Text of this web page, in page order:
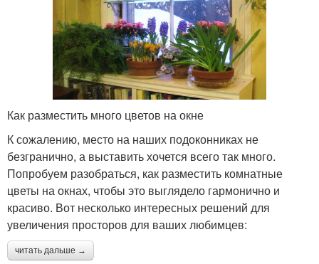
Как разместить много цветов на окне
К сожалению, место на наших подоконниках не
безгранично, а выставить хочется всего так много.
Попробуем разобраться, как разместить комнатные
цветы на окнах, чтобы это выглядело гармонично и
красиво. Вот несколько интересных решений для
увеличения просторов для ваших любимцев:
читать дальше →